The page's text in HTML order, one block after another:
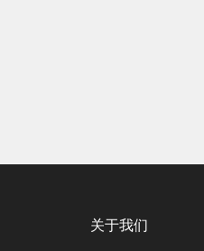
关于我们